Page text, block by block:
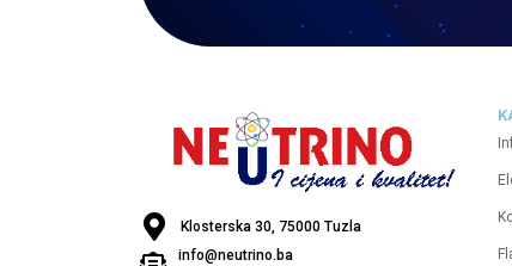
Klosterska 30, 75000 Tuzla
info@neutrino.ba